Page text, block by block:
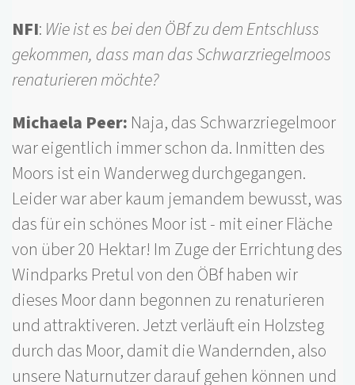
NFI: Wie ist es bei den ÖBf zu dem Entschluss
gekommen, dass man das Schwarzriegelmoos
renaturieren möchte?
Michaela Peer: Naja, das Schwarzriegelmoor
war eigentlich immer schon da. Inmitten des
Moors ist ein Wanderweg durchgegangen.
Leider war aber kaum jemandem bewusst, was
das für ein schönes Moor ist - mit einer Fläche
von über 20 Hektar! Im Zuge der Errichtung des
Windparks Pretul von den ÖBf haben wir
dieses Moor dann begonnen zu renaturieren
und attraktiveren. Jetzt verläuft ein Holzsteg
durch das Moor, damit die Wandernden, also
unsere Naturnutzer darauf gehen können und